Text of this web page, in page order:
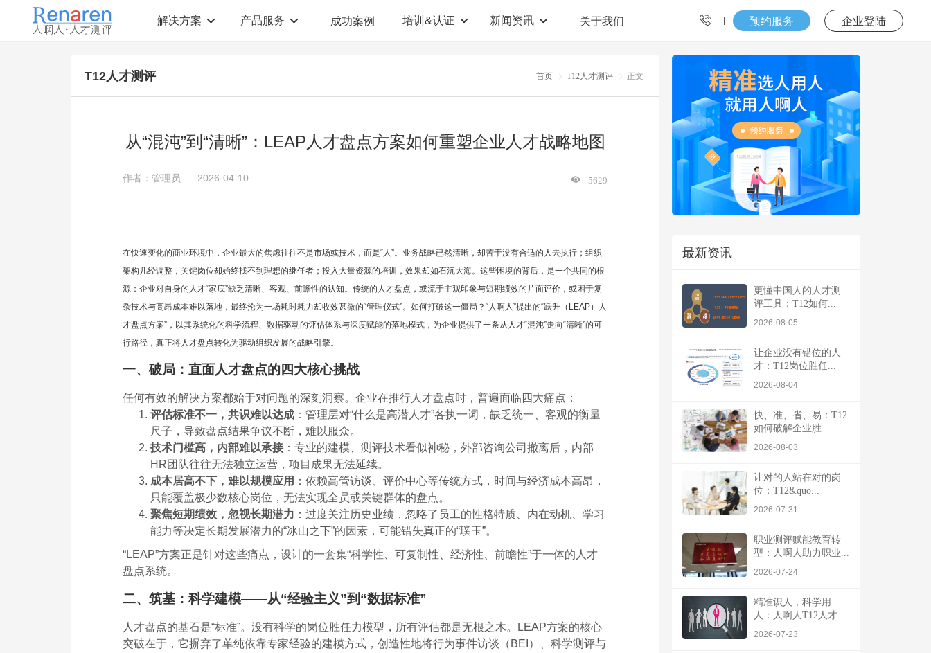
解决方案
测评解决方案
人才盘点
员工生涯规划 360°在线评估
企业管理咨询
产品服务
人才测评产品
领导潜力测评 青年干部能力测评
人才测评工具 AI招聘测评工具
人啊人测评云系统
成功案例 培训&认证 新闻资讯 关于我们 预约服务 企业登陆
T12人才测评 首页 T12人才测评 正文
从“混沌”到“清晰”：LEAP人才盘点方案如何重塑企业人才战略地图
作者：管理员 2026-04-10 5629
在快速变化的商业环境中，企业最大的焦虑往往不是市场或技术，而是“人”。业务战略已然清晰，却苦于没有合适的人去执行；组织
架构几经调整，关键岗位却始终找不到理想的继任者；投入大量资源的培训，效果却如石沉大海。这些困境的背后，是一个共同的根
源：企业对自身的人才“家底”缺乏清晰、客观、前瞻性的认知。传统的人才盘点，或流于主观印象与短期绩效的片面评价，或困于复
杂技术与高昂成本难以落地，最终沦为一场耗时耗力却收效甚微的“管理仪式”。如何打破这一僵局？“人啊人”提出的“跃升（LEAP）人
才盘点方案”，以其系统化的科学流程、数据驱动的评估体系与深度赋能的落地模式，为企业提供了一条从人才“混沌”走向“清晰”的可
行路径，真正将人才盘点转化为驱动组织发展的战略引擎。
一、破局：直面人才盘点的四大核心挑战
任何有效的解决方案都始于对问题的深刻洞察。企业在推行人才盘点时，普遍面临四大痛点：
评估标准不一，共识难以达成 ：管理层对“什么是高潜人才”各执一词，缺乏统一、客观的衡量
尺子，导致盘点结果争议不断，难以服众。
技术门槛高，内部难以承接 ：专业的建模、测评技术看似神秘，外部咨询公司撤离后，内部
HR团队往往无法独立运营，项目成果无法延续。
成本居高不下，难以规模应用 ：依赖高管访谈、评价中心等传统方式，时间与经济成本高昂，
只能覆盖极少数核心岗位，无法实现全员或关键群体的盘点。
聚焦短期绩效，忽视长期潜力 ：过度关注历史业绩，忽略了员工的性格特质、内在动机、学习
能力等决定长期发展潜力的“冰山之下”的因素，可能错失真正的“璞玉”。
“LEAP”方案正是针对这些痛点，设计的一套集“科学性、可复制性、经济性、前瞻性”于一体的人才
盘点系统。
二、筑基：科学建模——从“经验主义”到“数据标准”
人才盘点的基石是“标准”。没有科学的岗位胜任力模型，所有评估都是无根之木。LEAP方案的核心
突破在于，它摒弃了单纯依靠专家经验的建模方式，创造性地将行为事件访谈（BEI）、科学测评与
最新资讯
更懂中国人的人才测
评工具：T12如何...
2026-08-05
让企业没有错位的人
才：T12岗位胜任...
2026-08-04
快、准、省、易：T12
如何破解企业胜...
2026-08-03
让对的人站在对的岗
位：T12&quo...
2026-07-31
职业测评赋能教育转
型：人啊人助力职业...
2026-07-24
精准识人，科学用
人：人啊人T12人才...
2026-07-23